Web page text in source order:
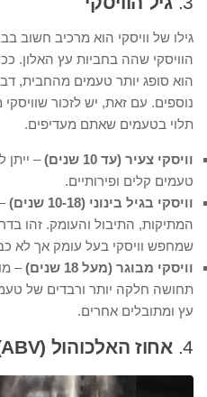
גילו של וויסקי הוא מרכיב חשוב
הוויסקי שהה בחביות עץ האלון.
הוא סופג יותר טעמים מהחבית,
נוספים. עם זאת, יש לזכור
תלוי בטעמים שאתם מעדיפים.
וויסקי צעיר (עד 10 שנים)
– ייתן
טעמים קלים ופירותיים.
וויסקי בגיל בינוני (10-18 שנים)
המתיקות, התיבול והעומק. זהו
שמחפש וויסקי בעל עומק אך לא
וויסקי מבוגר (מעל 18 שנים)
–
תחושה חלקה יותר ורבדים של
עץ ומתובלים אחרים.
4. אחוז האלכוהול (ABV)